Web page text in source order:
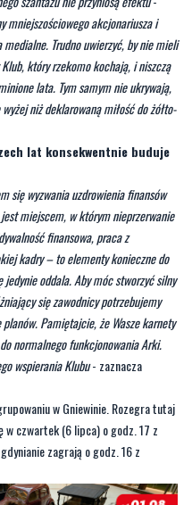
mniejszościowego akcjonariusza i
Trudno uwierzyć, by nie mieli
który rzekomo kochają, i niszczą
lata. Tym samym nie ukrywają,
niż deklarowaną miłość do żółto-
lat konsekwentnie buduje
się wyzwania uzdrowienia finansów
miejscem, w którym nieprzerwanie
finansowa, praca z
kadry – to elementy konieczne do
jedynie oddala. Aby móc stworzyć silny
się zawodnicy potrzebujemy
Pamiętajcie, że Wasze karnety
normalnego funkcjonowania Arki.
wspierania Klubu- zaznacza
w Gniewinie. Rozegra tutaj
w czwartek (6 lipca) o godz. 17 z
zagrają o godz. 16 z